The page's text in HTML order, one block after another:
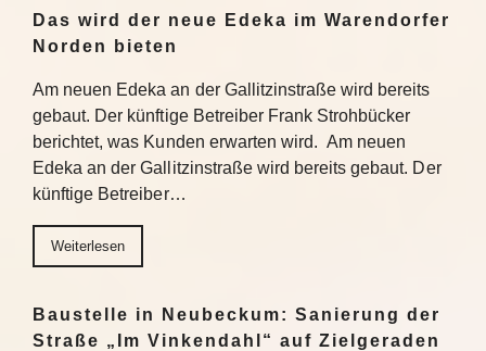
Das wird der neue Edeka im Warendorfer
Norden bieten
Am neuen Edeka an der Gallitzinstraße wird bereits
gebaut. Der künftige Betreiber Frank Strohbücker
berichtet, was Kunden erwarten wird. Am neuen
Edeka an der Gallitzinstraße wird bereits gebaut. Der
künftige Betreiber…
Weiterlesen
Baustelle in Neubeckum: Sanierung der
Straße „Im Vinkendahl“ auf Zielgeraden